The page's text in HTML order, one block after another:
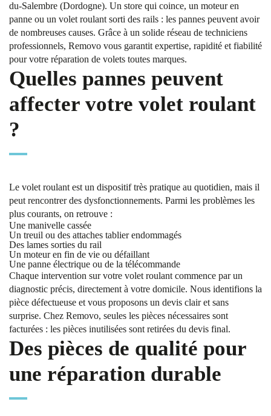
du-Salembre (Dordogne). Un store qui coince, un moteur en
panne ou un volet roulant sorti des rails : les pannes peuvent avoir
de nombreuses causes. Grâce à un solide réseau de techniciens
professionnels, Removo vous garantit expertise, rapidité et fiabilité
pour votre réparation de volets toutes marques.
Quelles pannes peuvent
affecter votre volet roulant
?
Le volet roulant est un dispositif très pratique au quotidien, mais il
peut rencontrer des dysfonctionnements. Parmi les problèmes les
plus courants, on retrouve :
Une manivelle cassée
Un treuil ou des attaches tablier endommagés
Des lames sorties du rail
Un moteur en fin de vie ou défaillant
Une panne électrique ou de la télécommande
Chaque intervention sur votre volet roulant commence par un
diagnostic précis, directement à votre domicile. Nous identifions la
pièce défectueuse et vous proposons un devis clair et sans
surprise. Chez Removo, seules les pièces nécessaires sont
facturées : les pièces inutilisées sont retirées du devis final.
Des pièces de qualité pour
une réparation durable